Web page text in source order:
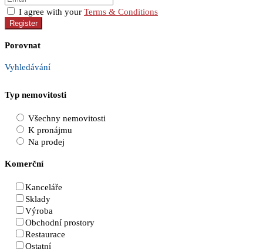
I agree with your Terms & Conditions
Register
Porovnat
Vyhledávání
Typ nemovitosti
Všechny nemovitosti
K pronájmu
Na prodej
Komerční
Kanceláře
Sklady
Výroba
Obchodní prostory
Restaurace
Ostatní